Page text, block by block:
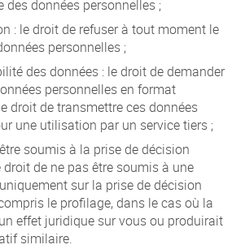
des données personnelles ;
: le droit de refuser à tout moment le
personnelles ;
des données : le droit de demander
personnelles en format
droit de transmettre ces données
une utilisation par un service tiers ;
soumis à la prise de décision
de ne pas être soumis à une
sur la prise de décision
le profilage, dans le cas où la
effet juridique sur vous ou produirait
similaire.